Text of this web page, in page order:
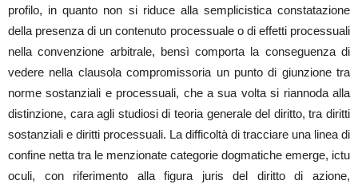
profilo, in quanto non si riduce alla semplicistica constatazione
della presenza di un contenuto processuale o di effetti processuali
nella convenzione arbitrale, bensì comporta la conseguenza di
vedere nella clausola compromissoria un punto di giunzione tra
norme sostanziali e processuali, che a sua volta si riannoda alla
distinzione, cara agli studiosi di teoria generale del diritto, tra diritti
sostanziali e diritti processuali. La difficoltà di tracciare una linea di
confine netta tra le menzionate categorie dogmatiche emerge, ictu
oculi, con riferimento alla figura juris del diritto di azione,